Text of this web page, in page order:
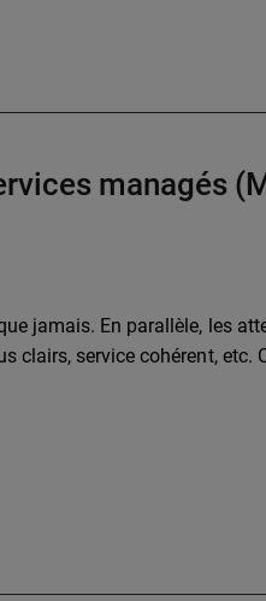
managés
jamais. En parallèle, les
clairs, service cohérent, etc.